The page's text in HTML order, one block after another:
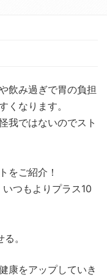
飲み過ぎで胃の負担
くなります。
我ではないのでスト
をご紹介！
つもよりプラス10
。
康をアップしていき